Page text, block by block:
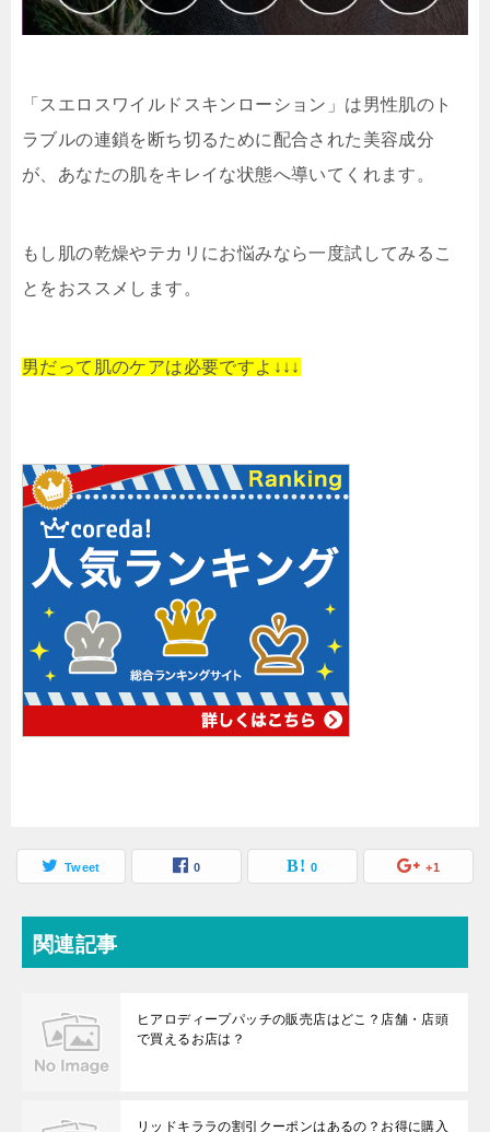
「スエロスワイルドスキンローション」は男性肌のト
ラブルの連鎖を断ち切るために配合された美容成分
が、あなたの肌をキレイな状態へ導いてくれます。
もし肌の乾燥やテカリにお悩みなら一度試してみるこ
とをおススメします。
男だって肌のケアは必要ですよ↓↓↓
Tweet 0 0 +1
関連記事
ヒアロディープパッチの販売店はどこ？店舗・店頭
で買えるお店は？
リッドキララの割引クーポンはあるの？お得に購入